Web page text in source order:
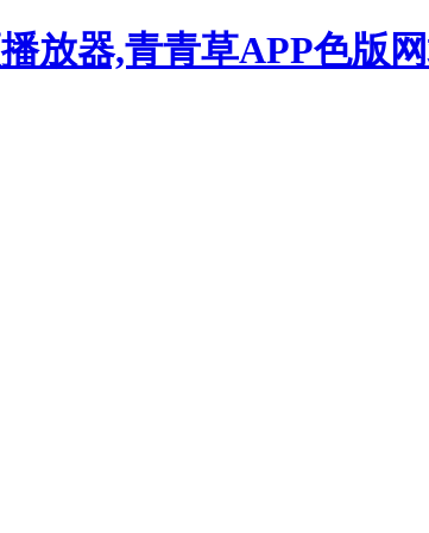
放器,青青草APP色版